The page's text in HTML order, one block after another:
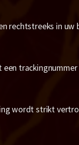
rechtstreeks in uw
trackingnummer
wordt strikt